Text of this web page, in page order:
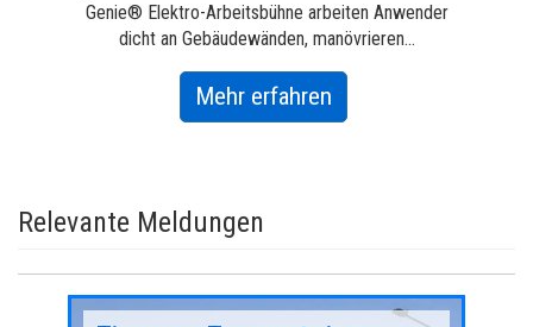
Genie® Elektro-Arbeitsbühne arbeiten Anwender
dicht an Gebäudewänden, manövrieren...
Mehr erfahren
Z-
Relevante Meldungen